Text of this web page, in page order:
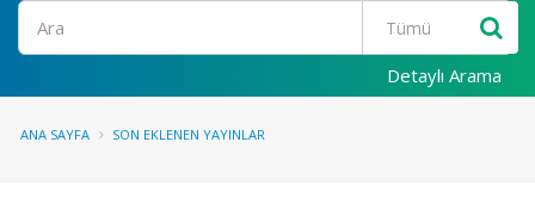
Ara
Detaylı Arama
ANA SAYFA SON EKLENEN YAYINLAR